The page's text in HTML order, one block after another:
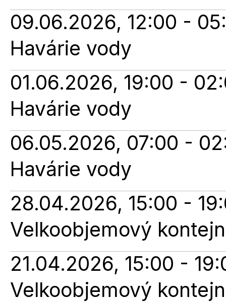
09.06.2026, 12:00 -
Havárie vody
01.06.2026, 19:00 -
Havárie vody
06.05.2026, 07:00 -
Havárie vody
28.04.2026, 15:00 -
Velkoobjemový
21.04.2026, 15:00 -
Velkoobjemový